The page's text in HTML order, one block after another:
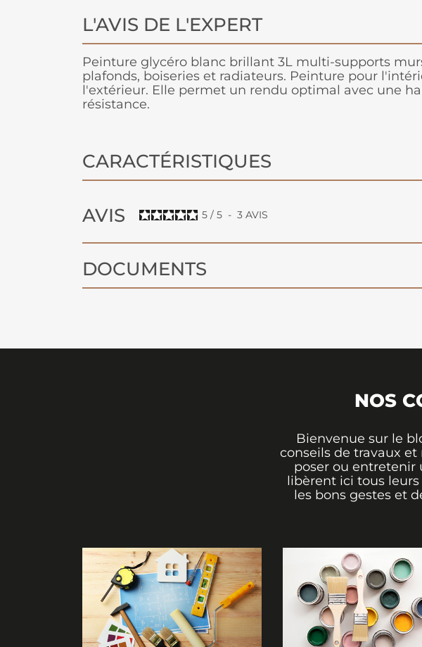
L'AVIS DE L'EXPERT
Peinture glycéro blanc brillant 3L multi-supports
plafonds, boiseries et radiateurs. Peinture pour
l'extérieur. Elle permet un rendu optimal avec une
résistance.
CARACTÉRISTIQUES
AVIS 5 / 5 - 3 AVIS
DOCUMENTS
NOS
Bienvenue sur le
conseils de travaux
poser ou entretenir
libèrent ici tous
les bons gestes et